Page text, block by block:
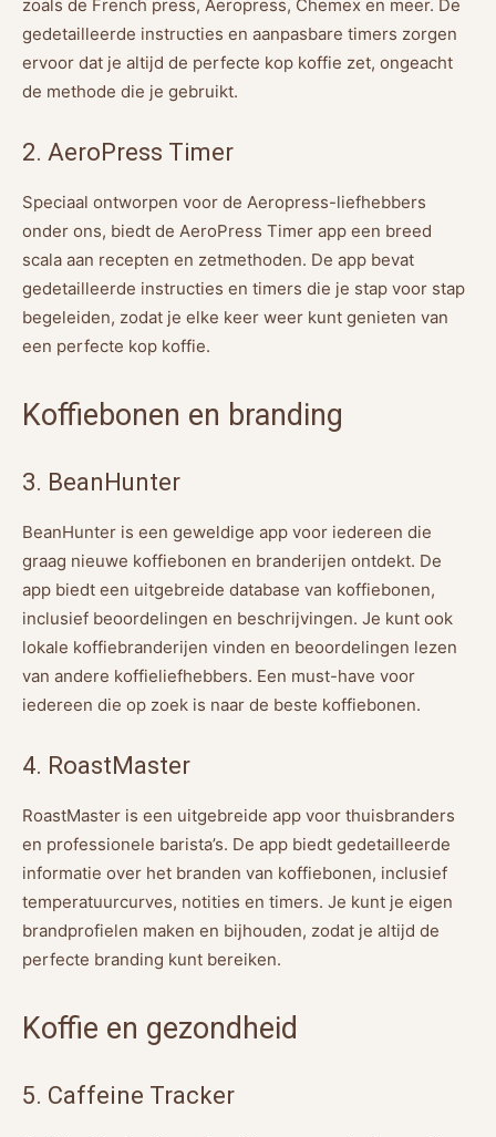
zoals de French press, Aeropress, Chemex en meer. De
gedetailleerde instructies en aanpasbare timers zorgen
ervoor dat je altijd de perfecte kop koffie zet, ongeacht
de methode die je gebruikt.
2. AeroPress Timer
Speciaal ontworpen voor de Aeropress-liefhebbers
onder ons, biedt de AeroPress Timer app een breed
scala aan recepten en zetmethoden. De app bevat
gedetailleerde instructies en timers die je stap voor stap
begeleiden, zodat je elke keer weer kunt genieten van
een perfecte kop koffie.
Koffiebonen en branding
3. BeanHunter
BeanHunter is een geweldige app voor iedereen die
graag nieuwe koffiebonen en branderijen ontdekt. De
app biedt een uitgebreide database van koffiebonen,
inclusief beoordelingen en beschrijvingen. Je kunt ook
lokale koffiebranderijen vinden en beoordelingen lezen
van andere koffieliefhebbers. Een must-have voor
iedereen die op zoek is naar de beste koffiebonen.
4. RoastMaster
RoastMaster is een uitgebreide app voor thuisbranders
en professionele barista’s. De app biedt gedetailleerde
informatie over het branden van koffiebonen, inclusief
temperatuurcurves, notities en timers. Je kunt je eigen
brandprofielen maken en bijhouden, zodat je altijd de
perfecte branding kunt bereiken.
Koffie en gezondheid
5. Caffeine Tracker